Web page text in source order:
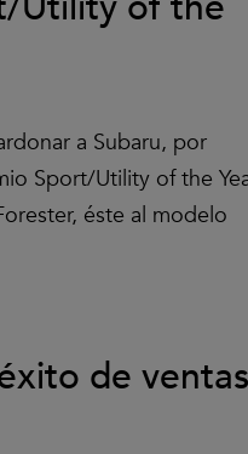
a Subaru, por
Sport/Utility of the
éste al modelo
de ventas